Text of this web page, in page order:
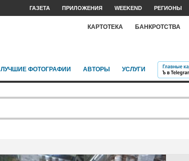
ГАЗЕТА ПРИЛОЖЕНИЯ WEEKEND РЕГИОНЫ
КАРТОТЕКА БАНКРОТСТВА
ЛУЧШИЕ ФОТОГРАФИИ АВТОРЫ УСЛУГИ